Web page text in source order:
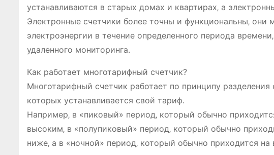
устанавливаются в старых домах и квартирах‚ а
Электронные счетчики более точны и функциональны‚ они
электроэнергии в течение определенного периода
удаленного мониторинга.
Как работает многотарифный счетчик?
Многотарифный счетчик работает по принципу
которых устанавливается свой тариф.
Например‚ в «пиковый» период‚ который обычно
высоким‚ в «полупиковый» период‚ который обычно
ниже‚ а в «ночной» период‚ который обычно приходится